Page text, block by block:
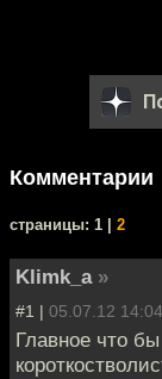
Комментарии
cтраницы: 1 | 2
Klimk_a »
#1 | 05.07.12 14:04
Главное что